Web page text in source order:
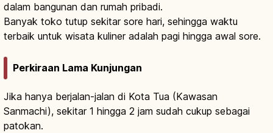
dalam bangunan dan rumah pribadi.
Banyak toko tutup sekitar sore hari, sehingga waktu
terbaik untuk wisata kuliner adalah pagi hingga awal sore.
Perkiraan Lama Kunjungan
Jika hanya berjalan-jalan di Kota Tua (Kawasan
Sanmachi), sekitar 1 hingga 2 jam sudah cukup sebagai
patokan.